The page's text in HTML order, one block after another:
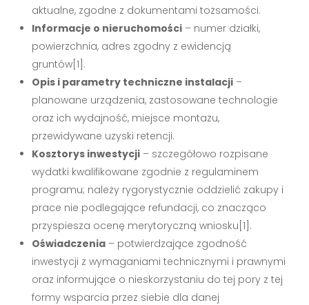
aktualne, zgodne z dokumentami tożsamości.
Informacje o nieruchomości – numer działki,
powierzchnia, adres zgodny z ewidencją
gruntów[1].
Opis i parametry techniczne instalacji –
planowane urządzenia, zastosowane technologie
oraz ich wydajność, miejsce montażu,
przewidywane uzyski retencji.
Kosztorys inwestycji – szczegółowo rozpisane
wydatki kwalifikowane zgodnie z regulaminem
programu; należy rygorystycznie oddzielić zakupy i
prace nie podlegające refundacji, co znacząco
przyspiesza ocenę merytoryczną wniosku[1].
Oświadczenia – potwierdzające zgodność
inwestycji z wymaganiami technicznymi i prawnymi
oraz informujące o nieskorzystaniu do tej pory z tej
formy wsparcia przez siebie dla danej